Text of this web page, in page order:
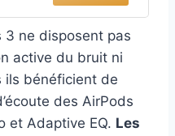
3 ne disposent pas
active du bruit ni
ils bénéficient de
des AirPods
et Adaptive EQ. Les